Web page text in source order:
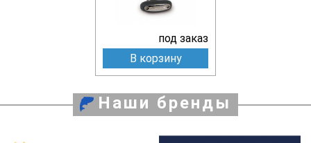
под заказ
В корзину
Наши бренды